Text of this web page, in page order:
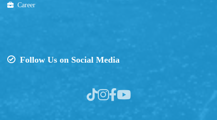
Career
Follow Us on Social Media